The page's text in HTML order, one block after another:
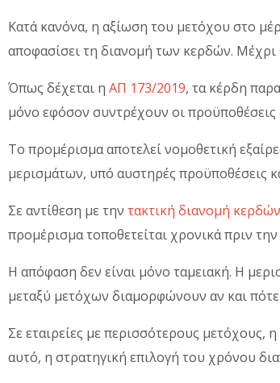
Κατά κανόνα, η αξίωση του μετόχου στο
αποφασίσει τη διανομή των κερδών. Μέχρι
Όπως δέχεται η ΑΠ 173/2019, τα κέρδη
μόνο εφόσον συντρέχουν οι
Το προμέρισμα αποτελεί νομοθετική
μερισμάτων, υπό αυστηρές προϋποθέσεις
Σε αντίθεση με την τακτική διανομή κερδών
προμέρισμα τοποθετείται χρονικά πριν
Η απόφαση δεν είναι μόνο ταμειακή. Η
μεταξύ μετόχων διαμορφώνουν αν και
Σε εταιρείες με περισσότερους μετόχους,
αυτό, η στρατηγική επιλογή του χρόνου